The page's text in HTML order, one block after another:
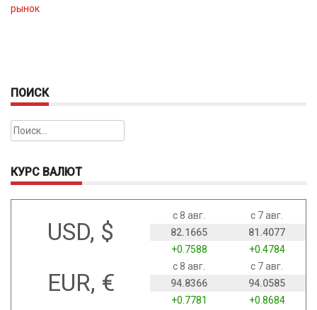
рынок
ПОИСК
Найти:
КУРС ВАЛЮТ
USD, $
с 8 авг.
с 7 авг.
82.1665
81.4077
+0.7588
+0.4784
EUR, €
с 8 авг.
с 7 авг.
94.8366
94.0585
+0.7781
+0.8684